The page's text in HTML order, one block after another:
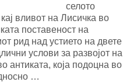
селото
вливот на Лисичка во
поставеност на
рид над устието на двете
услови за развојот на
антиката, која подоцна во
…